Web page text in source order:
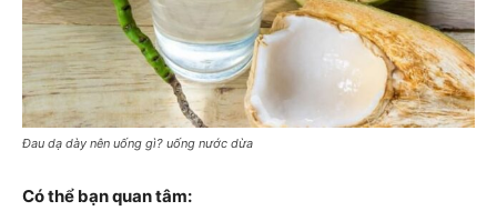
Đau dạ dày nên uống gì? uống nước dừa
Có thể bạn quan tâm: